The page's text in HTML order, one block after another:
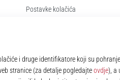
Postavke kolačića